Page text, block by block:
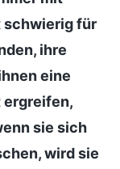
schwierig für
ihre
eine
ergreifen,
sie sich
wird sie